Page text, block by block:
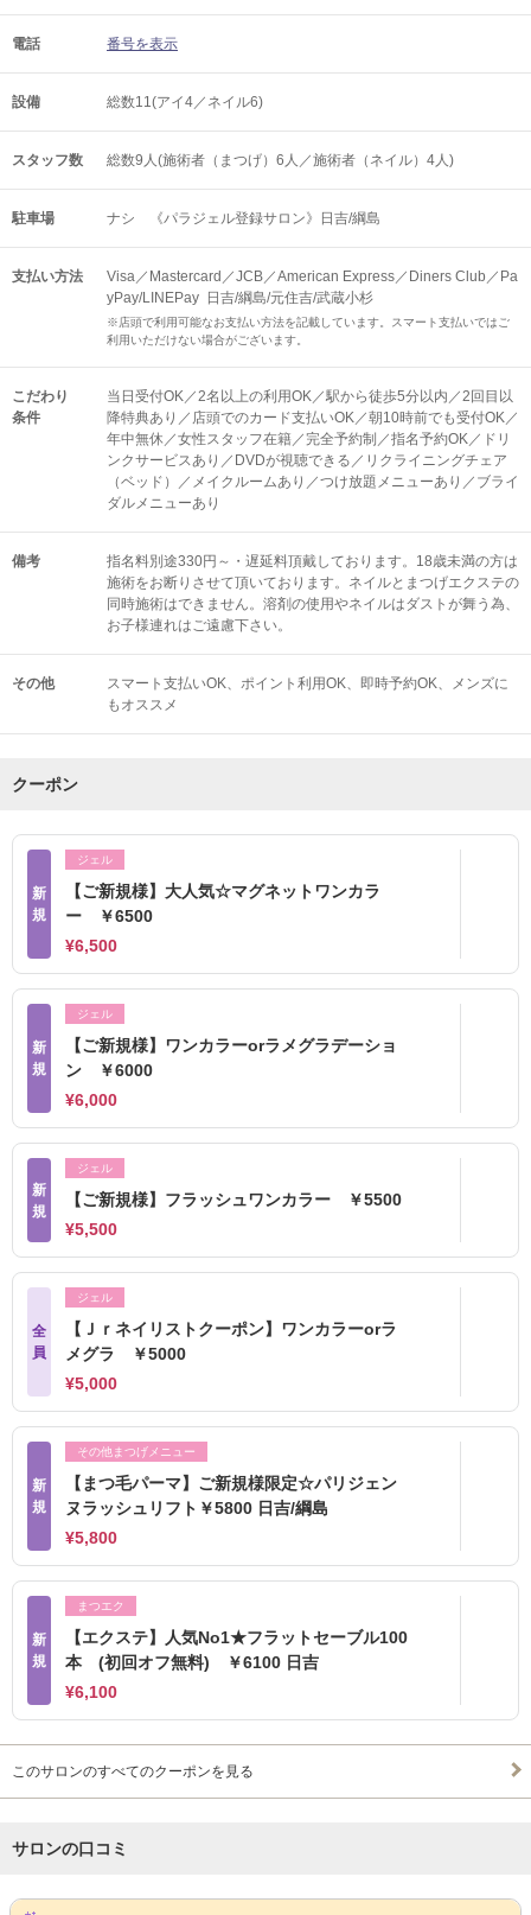
電話 番号を表示
設備 総数11(アイ4／ネイル6)
スタッフ数 総数9人(施術者（まつげ）6人／施術者（ネイル）4人)
駐車場 ナシ 《パラジェル登録サロン》日吉/綱島
支払い方法
Visa／Mastercard／JCB／American Express／Diners Club／Pa
yPay/LINEPay 日吉/綱島/元住吉/武蔵小杉
※店頭で利用可能なお支払い方法を記載しています。スマート支払いではご
利用いただけない場合がございます。
こだわり
条件
当日受付OK／2名以上の利用OK／駅から徒歩5分以内／2回目以
降特典あり／店頭でのカード支払いOK／朝10時前でも受付OK／
年中無休／女性スタッフ在籍／完全予約制／指名予約OK／ドリ
ンクサービスあり／DVDが視聴できる／リクライニングチェア
（ベッド）／メイクルームあり／つけ放題メニューあり／ブライ
ダルメニューあり
備考
指名料別途330円～・遅延料頂戴しております。18歳未満の方は
施術をお断りさせて頂いております。ネイルとまつげエクステの
同時施術はできません。溶剤の使用やネイルはダストが舞う為、
お子様連れはご遠慮下さい。
その他 スマート支払いOK ポイント利用OK 即時予約OK
メンズに
もオススメ
クーポン
新
規
ジェル
【ご新規様】大人気☆マグネットワンカラ
ー ￥6500
¥6,500
新
規
ジェル
【ご新規様】ワンカラーorラメグラデーショ
ン ￥6000
¥6,000
新
規
ジェル
【ご新規様】フラッシュワンカラー ￥5500
¥5,500
全
員
ジェル
【Ｊｒネイリストクーポン】ワンカラーorラ
メグラ ￥5000
¥5,000
新
規
その他まつげメニュー
【まつ毛パーマ】ご新規様限定☆パリジェン
ヌラッシュリフト￥5800 日吉/綱島
¥5,800
新
規
まつエク
【エクステ】人気No1★フラットセーブル100
本 (初回オフ無料) ￥6100 日吉
¥6,100
このサロンのすべてのクーポンを見る
サロンの口コミ
サロンPick Up